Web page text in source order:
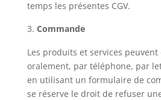
temps les présentes CGV.
Commande
Les produits et services
oralement, par téléphone, par
en utilisant un formulaire de
se réserve le droit de refuser